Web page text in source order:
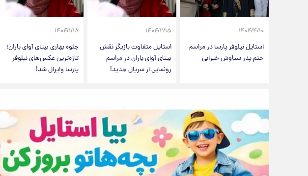
۱۴۰۴/۴/۱۰
استایل نیلوفر پارسا در مراسم
ختم پدر سیاوش خیرابی
۱۴۰۴/۲/۱۵
استایل متفاوت بازیگر نقش
بیتای آوای باران در مراسم
رونمایی از سریال جدید!
۱۴۰۴/۱/۱۸
جلوه بهاری بیتای آوای باران؛
تازه‌ترین عکس‌های نیلوفر
پارسا وایرال شد!